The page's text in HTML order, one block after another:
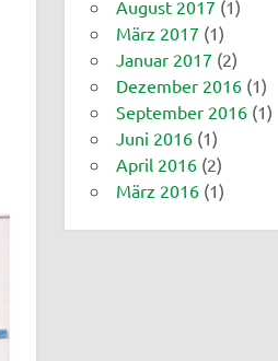
August 2017 (1)
März 2017 (1)
Januar 2017 (2)
Dezember 2016 (1)
September 2016 (1)
Juni 2016 (1)
April 2016 (2)
März 2016 (1)